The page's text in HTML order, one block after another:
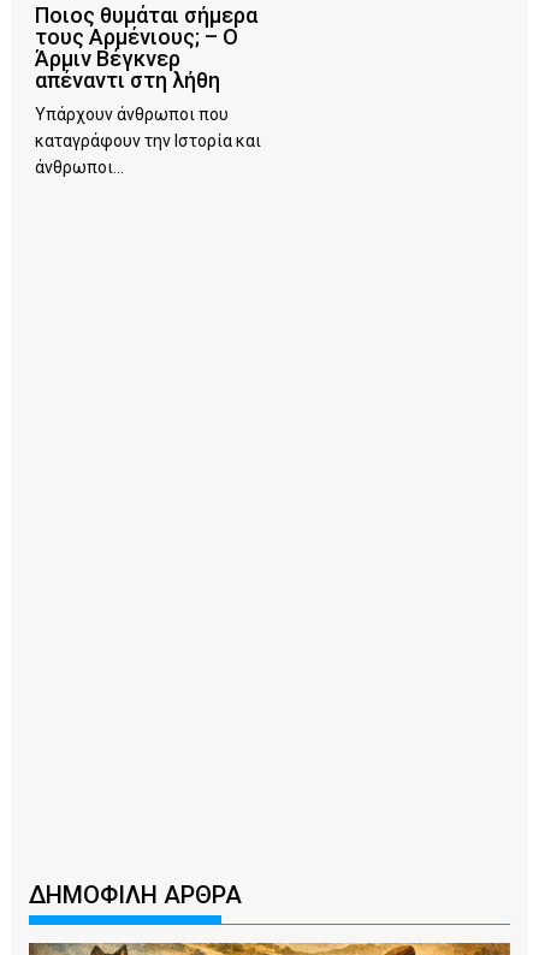
Ποιος θυμάται σήμερα
τους Αρμένιους; – Ο
Άρμιν Βέγκνερ
απέναντι στη λήθη
Υπάρχουν άνθρωποι που
καταγράφουν την Ιστορία και
άνθρωποι...
ΔΗΜΟΦΙΛΗ ΑΡΘΡΑ